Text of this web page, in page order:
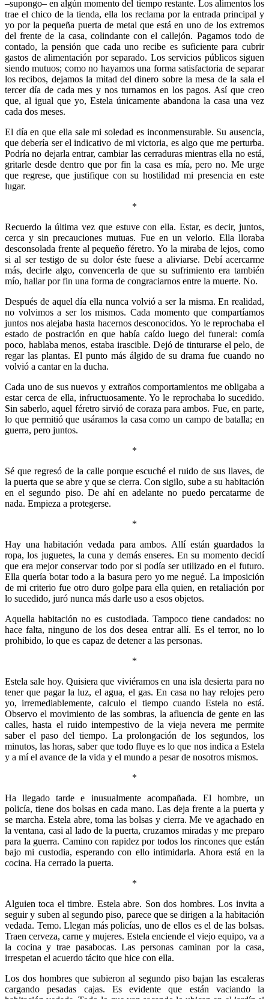
–supongo– en algún momento del tiempo restante. Los alimentos los
trae el chico de la tienda, ella los reclama por la entrada principal y
yo por la pequeña puerta de metal que está en uno de los extremos
del frente de la casa, colindante con el callejón. Pagamos todo de
contado, la pensión que cada uno recibe es suficiente para cubrir
gastos de alimentación por separado. Los servicios públicos siguen
siendo mutuos; como no hayamos una forma satisfactoria de separar
los recibos, dejamos la mitad del dinero sobre la mesa de la sala el
tercer día de cada mes y nos turnamos en los pagos. Así que creo
que, al igual que yo, Estela únicamente abandona la casa una vez
cada dos meses.
El día en que ella sale mi soledad es inconmensurable. Su ausencia,
que debería ser el indicativo de mi victoria, es algo que me perturba.
Podría no dejarla entrar, cambiar las cerraduras mientras ella no está,
gritarle desde dentro que por fin la casa es mía, pero no. Me urge
que regrese, que justifique con su hostilidad mi presencia en este
lugar.
*
Recuerdo la última vez que estuve con ella. Estar, es decir, juntos,
cerca y sin precauciones mutuas. Fue en un velorio. Ella lloraba
desconsolada frente al pequeño féretro. Yo la miraba de lejos, como
si al ser testigo de su dolor éste fuese a aliviarse. Debí acercarme
más, decirle algo, convencerla de que su sufrimiento era también
mío, hallar por fin una forma de congraciarnos entre la muerte. No.
Después de aquel día ella nunca volvió a ser la misma. En realidad,
no volvimos a ser los mismos. Cada momento que compartíamos
juntos nos alejaba hasta hacernos desconocidos. Yo le reprochaba el
estado de postración en que había caído luego del funeral: comía
poco, hablaba menos, estaba irascible. Dejó de tinturarse el pelo, de
regar las plantas. El punto más álgido de su drama fue cuando no
volvió a cantar en la ducha.
Cada uno de sus nuevos y extraños comportamientos me obligaba a
estar cerca de ella, infructuosamente. Yo le reprochaba lo sucedido.
Sin saberlo, aquel féretro sirvió de coraza para ambos. Fue, en parte,
lo que permitió que usáramos la casa como un campo de batalla; en
guerra, pero juntos.
*
Sé que regresó de la calle porque escuché el ruido de sus llaves, de
la puerta que se abre y que se cierra. Con sigilo, sube a su habitación
en el segundo piso. De ahí en adelante no puedo percatarme de
nada. Empieza a protegerse.
*
Hay una habitación vedada para ambos. Allí están guardados la
ropa, los juguetes, la cuna y demás enseres. En su momento decidí
que era mejor conservar todo por si podía ser utilizado en el futuro.
Ella quería botar todo a la basura pero yo me negué. La imposición
de mi criterio fue otro duro golpe para ella quien, en retaliación por
lo sucedido, juró nunca más darle uso a esos objetos.
Aquella habitación no es custodiada. Tampoco tiene candados: no
hace falta, ninguno de los dos desea entrar allí. Es el terror, no lo
prohibido, lo que es capaz de detener a las personas.
*
Estela sale hoy. Quisiera que viviéramos en una isla desierta para no
tener que pagar la luz, el agua, el gas. En casa no hay relojes pero
yo, irremediablemente, calculo el tiempo cuando Estela no está.
Observo el movimiento de las sombras, la afluencia de gente en las
calles, hasta el ruido intempestivo de la vieja nevera me permite
saber el paso del tiempo. La prolongación de los segundos, los
minutos, las horas, saber que todo fluye es lo que nos indica a Estela
y a mí el avance de la vida y el mundo a pesar de nosotros mismos.
*
Ha llegado tarde e inusualmente acompañada. El hombre, un
policía, tiene dos bolsas en cada mano. Las deja frente a la puerta y
se marcha. Estela abre, toma las bolsas y cierra. Me ve agachado en
la ventana, casi al lado de la puerta, cruzamos miradas y me preparo
para la guerra. Camino con rapidez por todos los rincones que están
bajo mi custodia, esperando con ello intimidarla. Ahora está en la
cocina. Ha cerrado la puerta.
*
Alguien toca el timbre. Estela abre. Son dos hombres. Los invita a
seguir y suben al segundo piso, parece que se dirigen a la habitación
vedada. Temo. Llegan más policías, uno de ellos es el de las bolsas.
Traen cerveza, carne y mujeres. Estela enciende el viejo equipo, va a
la cocina y trae pasabocas. Las personas caminan por la casa,
irrespetan el acuerdo tácito que hice con ella.
Los dos hombres que subieron al segundo piso bajan las escaleras
cargando pesadas cajas. Es evidente que están vaciando la